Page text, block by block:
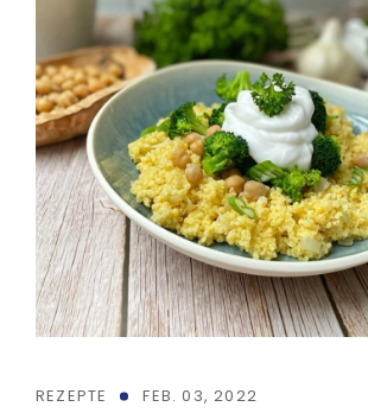
REZEPTE FEB. 03, 2022